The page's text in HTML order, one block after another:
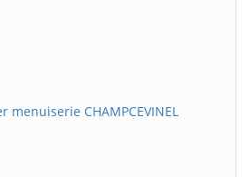
menuiserie CHAMPCEVINEL